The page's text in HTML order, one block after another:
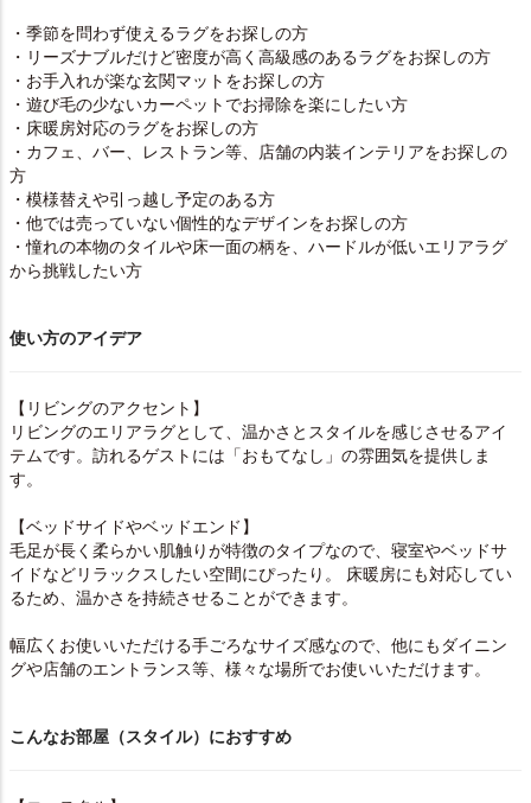
・季節を問わず使えるラグをお探しの方
・リーズナブルだけど密度が高く高級感のあるラグをお探しの方
・お手入れが楽な玄関マットをお探しの方
・遊び毛の少ないカーペットでお掃除を楽にしたい方
・床暖房対応のラグをお探しの方
・カフェ、バー、レストラン等、店舗の内装インテリアをお探しの
方
・模様替えや引っ越し予定のある方
・他では売っていない個性的なデザインをお探しの方
・憧れの本物のタイルや床一面の柄を、ハードルが低いエリアラグ
から挑戦したい方
使い方のアイデア
【リビングのアクセント】
リビングのエリアラグとして、温かさとスタイルを感じさせるアイ
テムです。訪れるゲストには「おもてなし」の雰囲気を提供しま
す。
【ベッドサイドやベッドエンド】
毛足が長く柔らかい肌触りが特徴のタイプなので、寝室やベッドサ
イドなどリラックスしたい空間にぴったり。 床暖房にも対応してい
るため、温かさを持続させることができます。
幅広くお使いいただける手ごろなサイズ感なので、他にもダイニン
グや店舗のエントランス等、様々な場所でお使いいただけます。
こんなお部屋（スタイル）におすすめ